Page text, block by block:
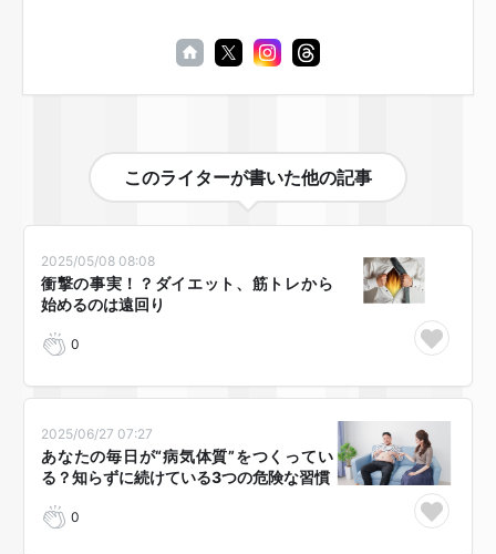
このライターが書いた他の記事
2025/05/08 08:08
衝撃の事実！？ダイエット、筋トレから
始めるのは遠回り😱
0
2025/06/27 07:27
あなたの毎日が“病気体質”をつくってい
る？知らずに続けている3つの危険な習慣
0